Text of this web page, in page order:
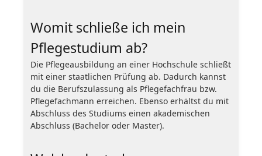
Womit schließe ich mein
Pflegestudium ab?
Die Pflegeausbildung an einer Hochschule schließt
mit einer staatlichen Prüfung ab. Dadurch kannst
du die Berufszulassung als Pflegefachfrau bzw.
Pflegefachmann erreichen. Ebenso erhältst du mit
Abschluss des Studiums einen akademischen
Abschluss (Bachelor oder Master).